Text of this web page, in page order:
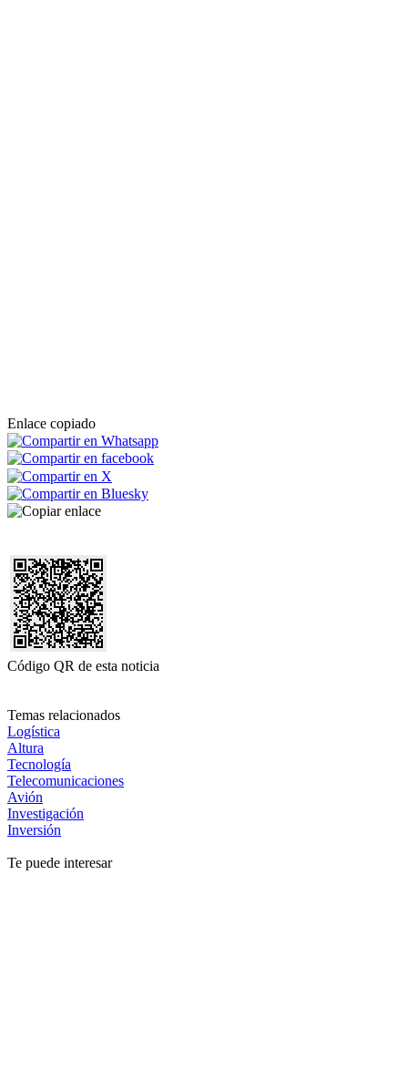
Enlace copiado
Código QR de esta noticia
Temas relacionados
Logística
Altura
Tecnología
Telecomunicaciones
Avión
Investigación
Inversión
Te puede interesar